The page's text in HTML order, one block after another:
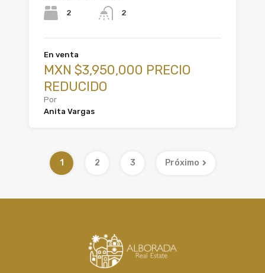
2 2
En venta
MXN $3,950,000 PRECIO
REDUCIDO
Por
Anita Vargas
1 2 3 Próximo